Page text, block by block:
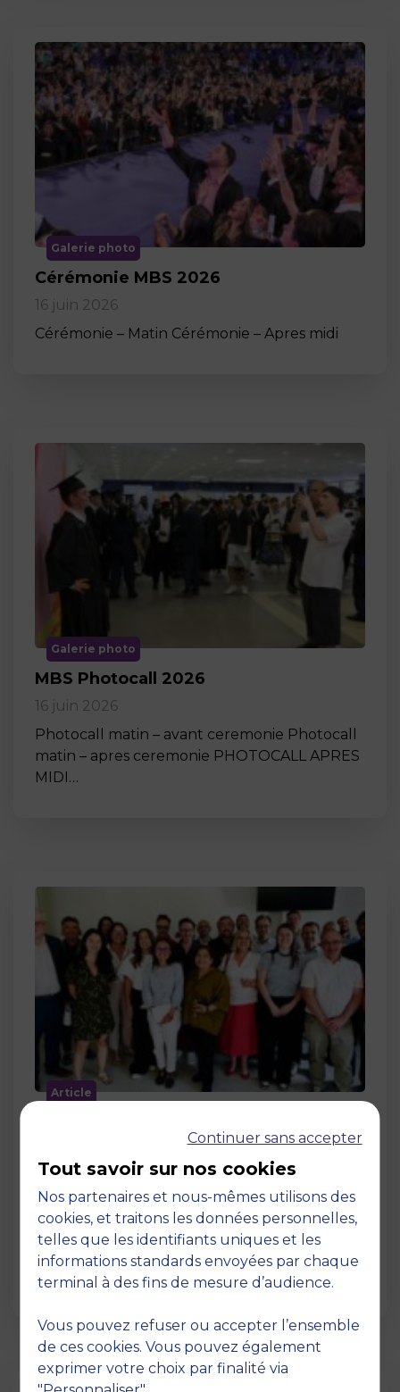
Galerie photo
Cérémonie MBS 2026
16 juin 2026
Cérémonie – Matin Cérémonie – Apres midi
Galerie photo
MBS Photocall 2026
16 juin 2026
Photocall matin – avant ceremonie Photocall
matin – apres ceremonie PHOTOCALL APRES
MIDI…
Article
de l’Économie Numérique 2026 : un
engagement au service de
l’innovation en occitanie
12 juin 2026
La semaine dernière, le campus de MBS
School of Business a ouvert ses portes aux
jurys des Trophées …
Continuer sans accepter
Tout savoir sur nos cookies
Nos partenaires et nous-mêmes utilisons des
cookies, et traitons les données personnelles,
telles que les identifiants uniques et les
informations standards envoyées par chaque
terminal à des fins de mesure d’audience.
Vous pouvez refuser ou accepter l’ensemble
de ces cookies. Vous pouvez également
exprimer votre choix par finalité via